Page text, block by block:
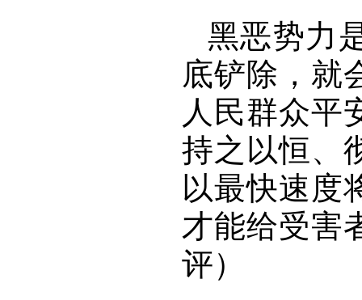
黑恶势力
底铲除，就
人民群众平
持之以恒、
以最快速度
才能给受害
评）